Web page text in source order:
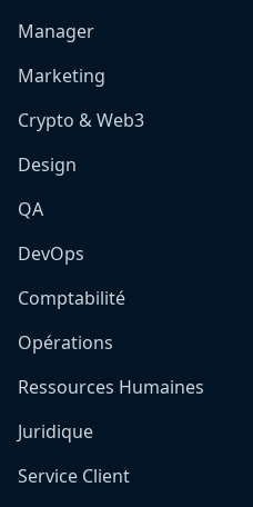
Manager
Marketing
Crypto & Web3
Design
QA
DevOps
Comptabilité
Opérations
Ressources Humaines
Juridique
Service Client